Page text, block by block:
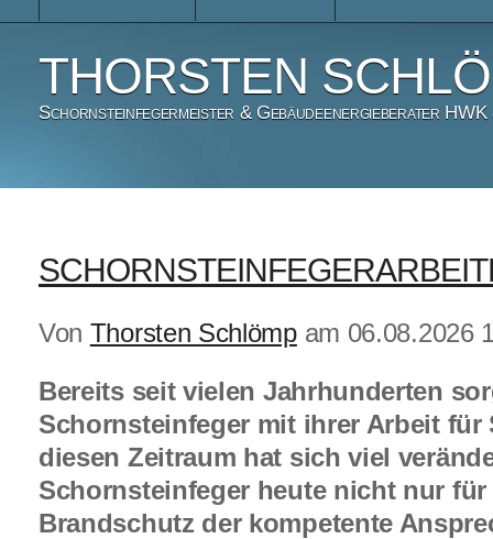
THORSTEN
Schornsteinfegermeister & Gebäudeenergieberater
Von Thorsten Schlömpam 06.08.2026
Bereits seit vielen Jahrhunderten
Schornsteinfeger mit ihrer Arbeit für
diesen Zeitraum hat sich viel
Schornsteinfeger heute nicht nur für
Brandschutz der kompetente